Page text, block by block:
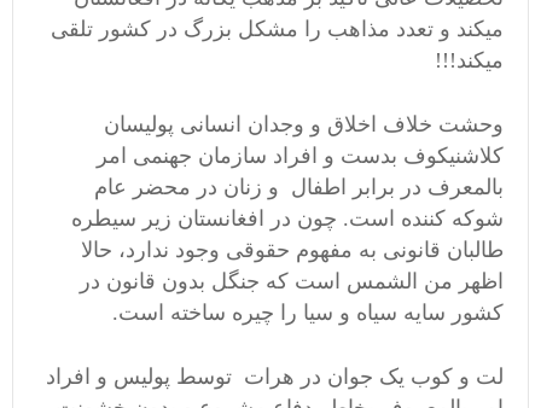
میکند و تعدد مذاهب را مشکل بزرگ در کشور تلقی
میکند!!!
وحشت خلاف اخلاق و وجدان انسانی پولیسان
کلاشنیکوف بدست و افراد سازمان جهنمی امر
بالمعرف در برابر اطفال و زنان در محضر عام
شوکه کننده است. چون در افغانستان زیر سیطره
طالبان قانونی به مفهوم حقوقی وجود ندارد، حالا
اظهر من الشمس است که جنگل بدون قانون در
کشور سایه سیاه و سیا را چیره ساخته است.
لت و کوب یک جوان در هرات توسط پولیس و افراد